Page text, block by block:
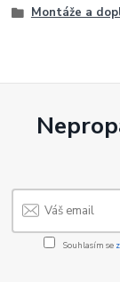
Montáže a
Souhlasím se